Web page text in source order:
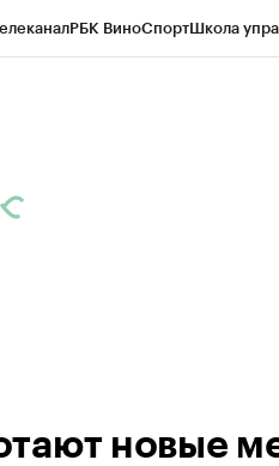
РБК ВиноСпортШкола
новые